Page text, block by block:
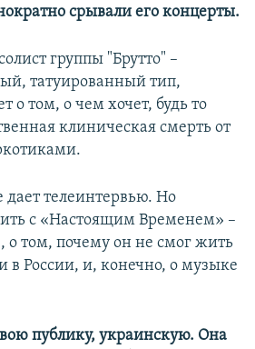
срывали его концерты.
группы "Брутто" –
татуированный тип,
о том, о чем хочет, будь то
клиническая смерть от
телеинтервью. Но
с «Настоящим Временем» –
о том, почему он не смог жить
в России, и, конечно, о музыке
публику, украинскую. Она